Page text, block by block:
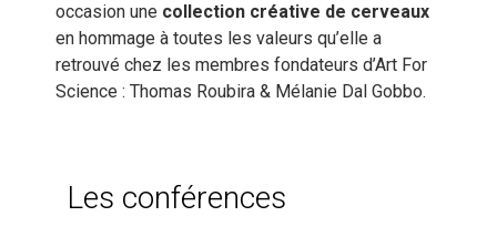
occasion une collection créative de cerveaux
en hommage à toutes les valeurs qu’elle a
retrouvé chez les membres fondateurs d’Art For
Science : Thomas Roubira & Mélanie Dal Gobbo.
Les conférences